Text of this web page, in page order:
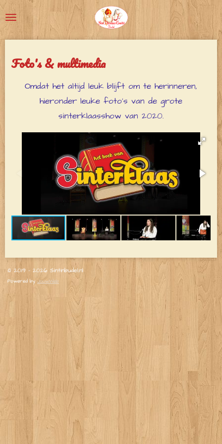
Ga
direct
naar
hoofdinhoud
Foto's & multimedia
Omdat het altijd leuk blijft om te herinneren,
hieronder leuke foto's van de grote
sinterklaasshow van 2020.
© 2019 - 2026 Sintinbudel.nl
Powered by JouwWeb